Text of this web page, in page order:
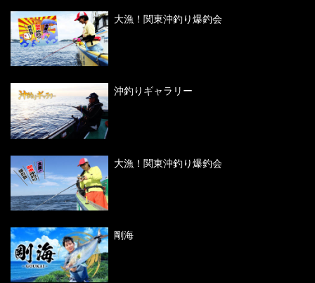
大漁！関東沖釣り爆釣会
沖釣りギャラリー
大漁！関東沖釣り爆釣会
剛海